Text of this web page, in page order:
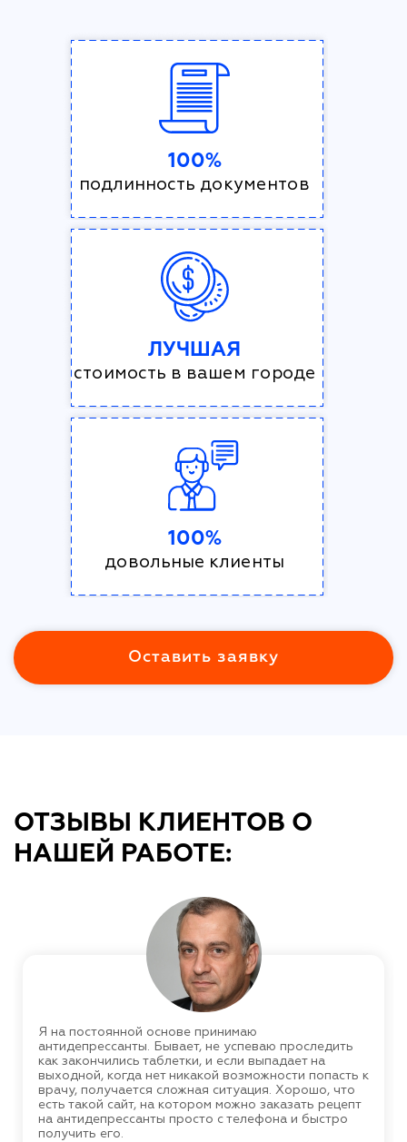
100%
подлинность документов
ЛУЧШАЯ
стоимость в вашем городе
100%
довольные клиенты
Оставить заявку
ОТЗЫВЫ КЛИЕНТОВ О
НАШЕЙ РАБОТЕ:
Я на постоянной основе принимаю
антидепрессанты. Бывает, не успеваю проследить
как закончились таблетки, и если выпадает на
выходной, когда нет никакой возможности попасть к
врачу, получается сложная ситуация. Хорошо, что
есть такой сайт, на котором можно заказать рецепт
на антидепрессанты просто с телефона и быстро
получить его.